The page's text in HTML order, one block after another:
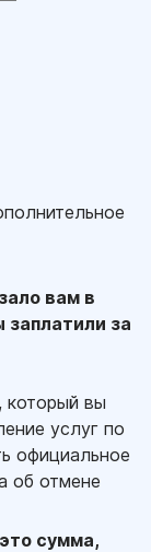
вам в
за
вы
услуг по
официальное
об отмене
сумма,